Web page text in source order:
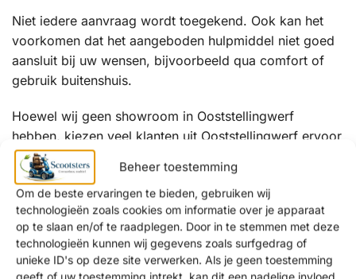
Beheer toestemming
Om de beste ervaringen te bieden, gebruiken wij
technologieën zoals cookies om informatie over je apparaat
op te slaan en/of te raadplegen. Door in te stemmen met deze
technologieën kunnen wij gegevens zoals surfgedrag of
unieke ID's op deze site verwerken. Als je geen toestemming
Niet iedere aanvraag wordt toegekend. Ook kan het
voorkomen dat het aangeboden hulpmiddel niet goed
aansluit bij uw wensen, bijvoorbeeld qua comfort of
gebruik buitenshuis.
Hoewel wij geen showroom in Ooststellingwerf
hebben, kiezen veel klanten uit Ooststellingwerf ervoor
onze showroom in
Krimpen aan de Lek (Zuid-Holland)te bezoeken voor
persoonlijk advies over alternatieve oplossingen.
In sommige gevallen kan het aantrekkelijk zijn om
(gedeeltelijk) zelf een scootmobiel aan te schaffen.